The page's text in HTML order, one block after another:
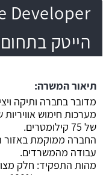
הייטק
תיאור המשרה:
מדובר בחברה ותיקה
מערכות חימוש
של 75 קילומטרים.
עבודה מהמשרדים.
מהות התפקיד: חלק